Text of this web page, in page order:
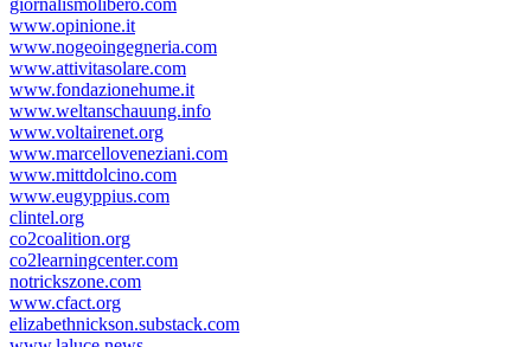
giornalismolibero.com
www.opinione.it
www.nogeoingegneria.com
www.attivitasolare.com
www.fondazionehume.it
www.weltanschauung.info
www.voltairenet.org
www.marcelloveneziani.com
www.mittdolcino.com
www.eugyppius.com
clintel.org
co2coalition.org
co2learningcenter.com
notrickszone.com
www.cfact.org
elizabethnickson.substack.com